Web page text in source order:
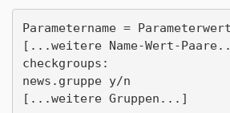
Parametername = Parameterwert
[...weitere Name-Wert-
checkgroups:
news.gruppe y/n